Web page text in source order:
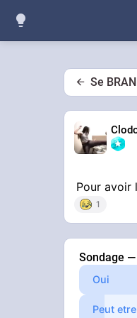
Se
Pour avoir
1
Sondage
Oui
Peut etre